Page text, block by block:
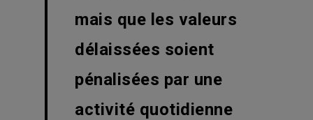
mais que les valeurs
délaissées soient
pénalisées par une
activité quotidienne